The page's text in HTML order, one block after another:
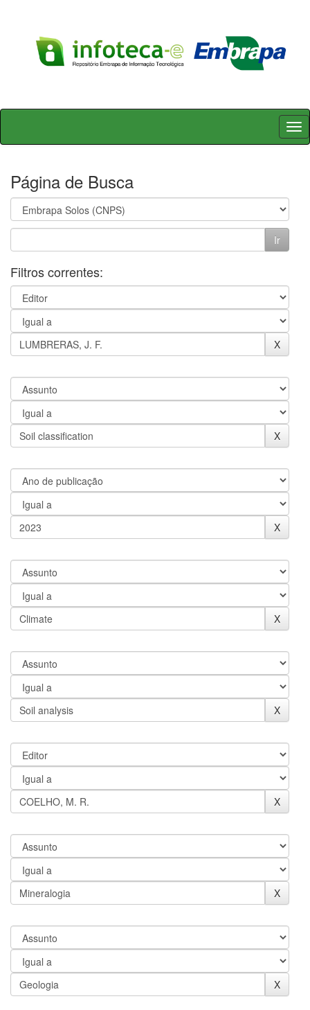
Skip
Página de Busca
Filtros correntes: